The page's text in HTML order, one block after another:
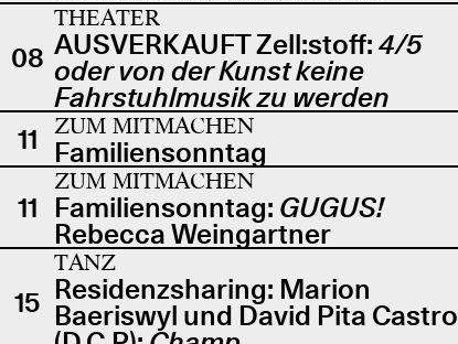
08
THEATER
AUSVERKAUFT Zell:stoff: 4/5
oder von der Kunst keine
Fahrstuhlmusik zu werden
11
ZUM MITMACHEN
Familiensonntag
11
ZUM MITMACHEN
Familiensonntag: GUGUS!
Rebecca Weingartner
15
TANZ
Residenzsharing: Marion
Baeriswyl und David Pita Castro